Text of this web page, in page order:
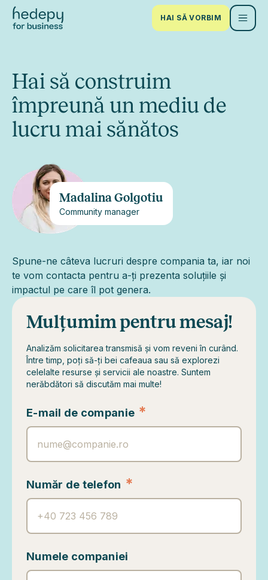
HAI SĂ VORBIM
Hai să construim
împreună un mediu de
lucru mai sănătos
Madalina Golgotiu
Community manager
Spune-ne câteva lucruri despre compania ta, iar noi
te vom contacta pentru a-ți prezenta soluțiile și
impactul pe care îl pot genera.
Mulțumim pentru mesaj!
Analizăm solicitarea transmisă și vom reveni în curând.
Între timp, poți să-ți bei cafeaua sau să explorezi
celelalte resurse și servicii ale noastre. Suntem
nerăbdători să discutăm mai multe!
E-mail de companie *
Număr de telefon *
Numele companiei